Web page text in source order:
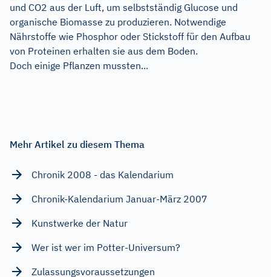
und CO2 aus der Luft, um selbstständig Glucose und
organische Biomasse zu produzieren. Notwendige
Nährstoffe wie Phosphor oder Stickstoff für den Aufbau
von Proteinen erhalten sie aus dem Boden.
Doch einige Pflanzen mussten...
Mehr Artikel zu diesem Thema
Chronik 2008 - das Kalendarium
Chronik-Kalendarium Januar-März 2007
Kunstwerke der Natur
Wer ist wer im Potter-Universum?
Zulassungsvoraussetzungen